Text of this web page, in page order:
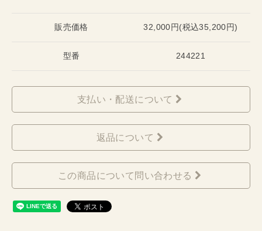
販売価格 32,000円(税込35,200円)
型番 244221
支払い・配送について
返品について
この商品について問い合わせる